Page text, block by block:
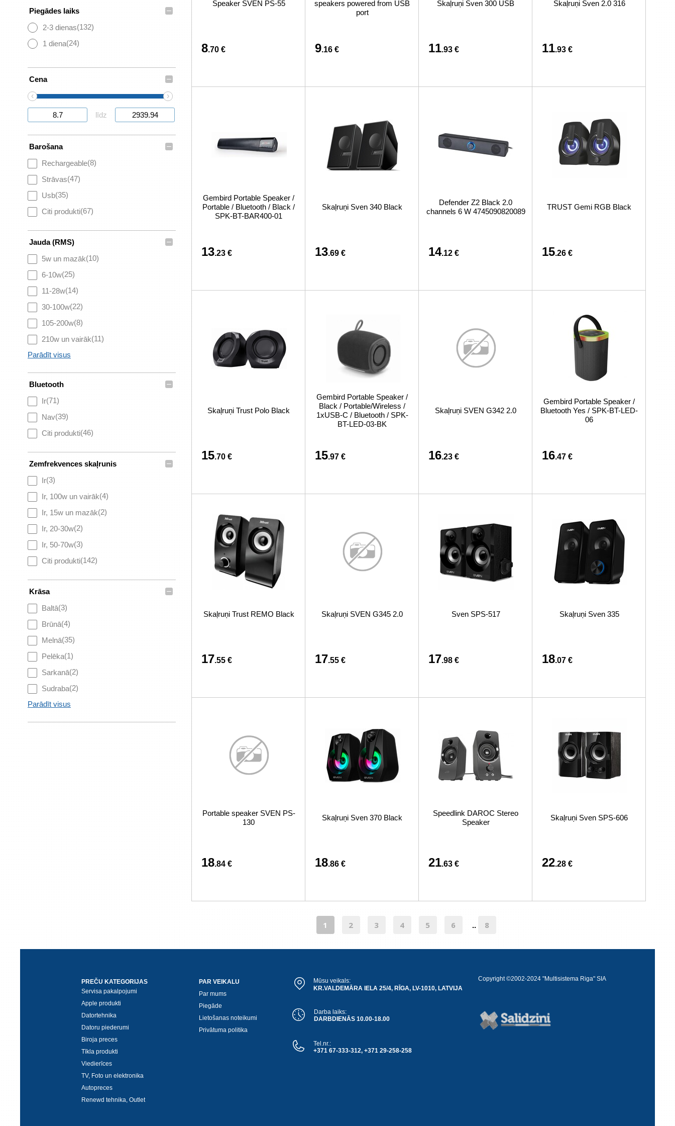
preču iegādi vai piegādi
Piegādes laiks
–
2-3 dienas(132)
1 diena(24)
Cena
–
‹
›
līdz
Barošana
–
Rechargeable(8)
Strāvas(47)
Usb(35)
Citi produkti(67)
Jauda (RMS)
–
5w un mazāk(10)
6-10w(25)
11-28w(14)
30-100w(22)
105-200w(8)
210w un vairāk(11)
Parādīt visus
Bluetooth
–
Ir(71)
Nav(39)
Citi produkti(46)
Zemfrekvences skaļrunis
–
Ir(3)
Ir, 100w un vairāk(4)
Ir, 15w un mazāk(2)
Ir, 20-30w(2)
Ir, 50-70w(3)
Citi produkti(142)
Krāsa
–
Baltā(3)
Brūnā(4)
Melnā(35)
Pelēka(1)
Sarkanā(2)
Sudraba(2)
Parādīt visus
Speaker SVEN PS-55
8.70 €
speakers powered from USB
port
9.16 €
Skaļruņi Sven 300 USB
11.93 €
Skaļruņi Sven 2.0 316
11.93 €
Gembird Portable Speaker /
Portable / Bluetooth / Black /
SPK-BT-BAR400-01
13.23 €
Skaļruņi Sven 340 Black
13.69 €
Defender Z2 Black 2.0
channels 6 W 4745090820089
14.12 €
TRUST Gemi RGB Black
15.26 €
Skaļruņi Trust Polo Black
15.70 €
Gembird Portable Speaker /
Black / Portable/Wireless /
1xUSB-C / Bluetooth / SPK-
BT-LED-03-BK
15.97 €
Skaļruņi SVEN G342 2.0
16.23 €
Gembird Portable Speaker /
Bluetooth Yes / SPK-BT-LED-
06
16.47 €
Skaļruņi Trust REMO Black
17.55 €
Skaļruņi SVEN G345 2.0
17.55 €
Sven SPS-517
17.98 €
Skaļruņi Sven 335
18.07 €
Portable speaker SVEN PS-
130
18.84 €
Skaļruņi Sven 370 Black
18.86 €
Speedlink DAROC Stereo
Speaker
21.63 €
Skaļruņi Sven SPS-606
22.28 €
1 2 3 4 5 6 .. 8
PREČU KATEGORIJAS
Servisa pakalpojumi
Apple produkti
Datortehnika
Datoru piederumi
Biroja preces
Tīkla produkti
Viedierīces
TV, Foto un elektronika
Autopreces
Renewd tehnika, Outlet
PAR VEIKALU
Par mums
Piegāde
Lietošanas noteikumi
Privātuma politika
Mūsu veikals:
KR.VALDEMĀRA IELA 25/4, RĪGA, LV-1010, LATVIJA
Darba laiks:
DARBDIENĀS 10.00-18.00
Tel.nr.:
+371 67-333-312, +371 29-258-258
Copyright ©2002-2024 "Multisistema Riga" SIA